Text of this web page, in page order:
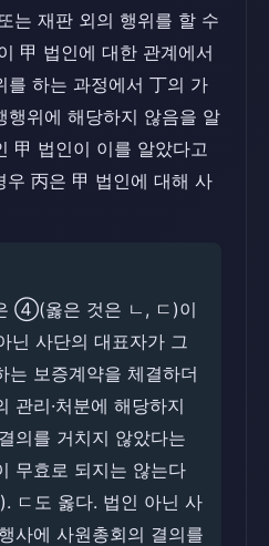
는 재판 외의 행위를 할 수
甲 법인에 대한 관계에서
를 하는 과정에서 丁의 가
행위에 해당하지 않음을 알
甲 법인이 이를 알았다고
우 丙은 甲 법인에 대해 사
④(옳은 것은 ㄴ, ㄷ)이
닌 사단의 대표자가 그
는 보증계약을 체결하더
관리·처분에 해당하지
의를 거치지 않았다는
무효로 되지는 않는다
ㄷ도 옳다. 법인 아닌 사
사에 사원총회의 결의를